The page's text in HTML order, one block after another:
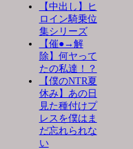
【中出し】ヒ
ロイン騎乗位
集シリーズ
【催●→解
除】何ヤって
たの私達！？
【僕のNTR夏
休み】あの日
見た種付けプ
レスを僕はま
だ忘れられな
い